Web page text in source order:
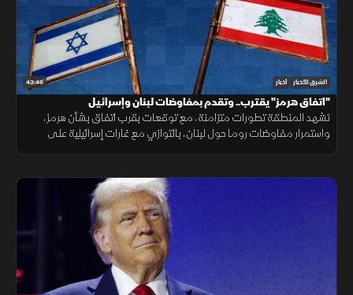
43:46 الشرق للأخبار أخبار
"اتفاق هرمز" يقترب.. وتقدم بمفاوضات لبنان وإسرائيل
تشهد المنطقة تطورات متزامنة، مع توقعات بقرب اتفاق بشأن هرمز،
واستمرار مفاوضات روما حول لبنان، بالتوازي مع غارات إسرائيلية على